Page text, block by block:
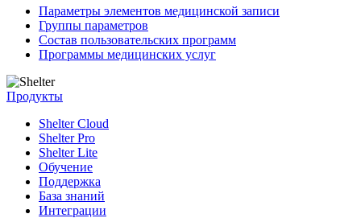
Параметры элементов медицинской записи
Группы параметров
Состав пользовательских программ
Программы медицинских услуг
Продукты
Shelter Cloud
Shelter Pro
Shelter Lite
Обучение
Поддержка
База знаний
Интеграции